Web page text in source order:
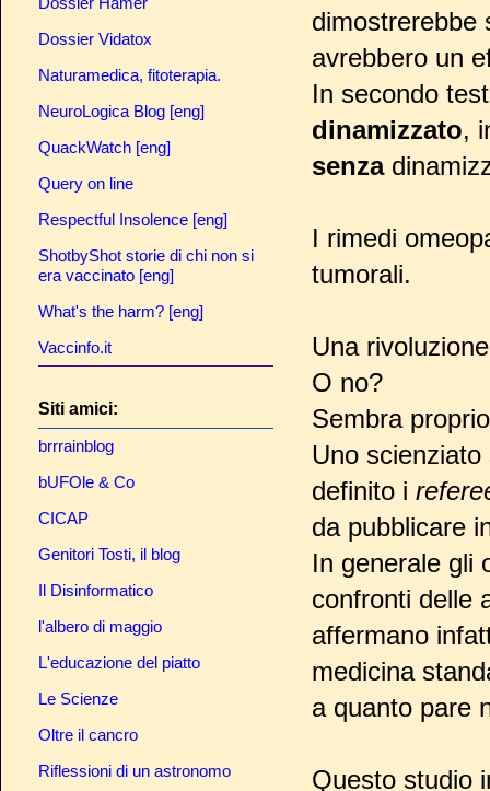
dimostrerebbe
avrebbero un
In secondo
dinamizzato,
senza
I rimedi
tumorali.
Una
O no?
Sembra
Uno
definito i
da pubblicare
In generale gli
confronti delle
affermano
medicina
a quanto pare
Questo studio
Dossier Vidatox
Naturamedica, fitoterapia.
NeuroLogica Blog [eng]
QuackWatch [eng]
Query on line
Respectful Insolence [eng]
ShotbyShot storie di chi non si
era vaccinato [eng]
What's the harm? [eng]
Vaccinfo.it
Siti amici:
brrrainblog
bUFOle & Co
CICAP
Genitori Tosti, il blog
Il Disinformatico
l'albero di maggio
L'educazione del piatto
Le Scienze
Oltre il cancro
Riflessioni di un astronomo